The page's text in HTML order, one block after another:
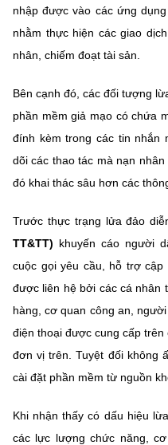
nhập được vào các ứng
nhằm thực hiện các giao
nhân, chiếm đoạt tài sản.
Bên cạnh đó, các đối tượng
phần mềm giả mạo có chứa
đính kèm trong các tin nhắn
dõi các thao tác mà nạn
đó khai thác sâu hơn các
Trước thực trạng lửa đảo
TT&TT) khuyến cáo người
cuộc gọi yêu cầu, hỗ trợ
được liên hệ bởi các cá nhân
hàng, cơ quan công an,
điện thoại được cung cấp
đơn vị trên. Tuyệt đối không
cài đặt phần mềm từ nguồn
Khi nhận thấy có dấu hiệu
các lực lượng chức năng,